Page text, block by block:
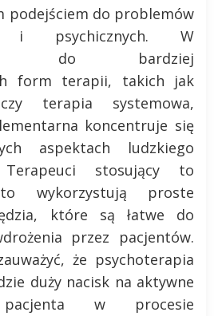
podejściem do problemów
i psychicznych. W
do bardziej
form terapii, takich jak
terapia systemowa,
koncentruje się
aspektach ludzkiego
Terapeuci stosujący to
wykorzystują proste
które są łatwe do
przez pacjentów.
że psychoterapia
duży nacisk na aktywne
pacjenta w procesie